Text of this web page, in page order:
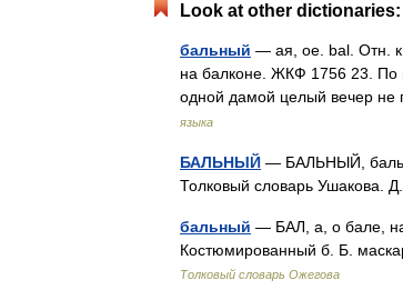
Look at other dictionaries:
бальный — ая, ое. bal. Отн. к
на балконе. ЖКФ 1756 23. По
одной дамой целый вечер
языка
БАЛЬНЫЙ — БАЛЬНЫЙ,
Толковый словарь Ушакова.
бальный — БАЛ, а, о бале,
Костюмированный б. Б.
Толковый словарь Ожегова